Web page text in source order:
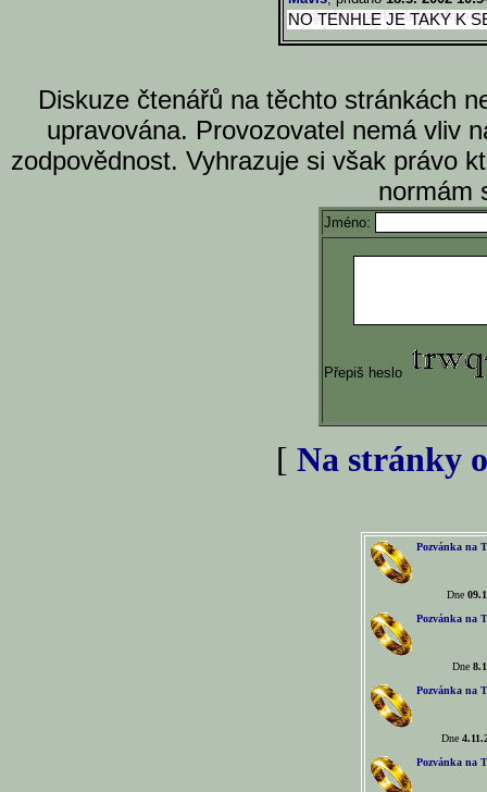
NO TENHLE JE TAKY K
Diskuze čtenářů na těchto stránkách
upravována. Provozovatel nemá vliv
zodpovědnost. Vyhrazuje si však právo
normám
Jméno:
Přepiš heslo
[ Na stránky
Pozvánka na
Dne
Pozvánka na
Dne
Pozvánka na
Dne
Pozvánka na